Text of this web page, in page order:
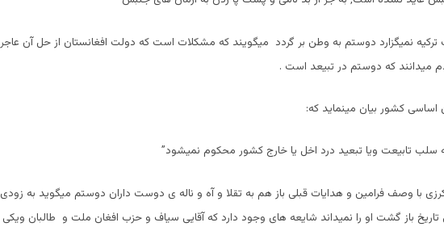
ترکیه نمیگزارد دوستم به وطن بر گردد میگویند که مشکلات است که دولت افغانستان از حل آن عاجر
میدانند که دوستم در تبیعد است .
سلب تابیعت ویا تبعید درد اخل یا خارج کشور محکوم نمیشود”
با وصف فرامین و هدایات قبلی باز هم به تقلا و آه و ناله ی دوست داران دوستم میگوید به زودی
تاریخ باز گشت او را نمیداند شایعه های وجود دارد که آقایی سیاف و حزب افغان ملت و طالبان ویکی